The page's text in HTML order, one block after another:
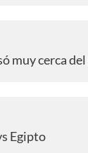
muy cerca
Egipto